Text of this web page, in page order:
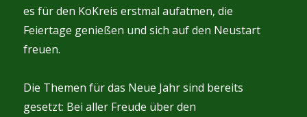
es für den KoKreis erstmal aufatmen, die
Feiertage genießen und sich auf den Neustart
freuen.
Die Themen für das Neue Jahr sind bereits
gesetzt: Bei aller Freude über den